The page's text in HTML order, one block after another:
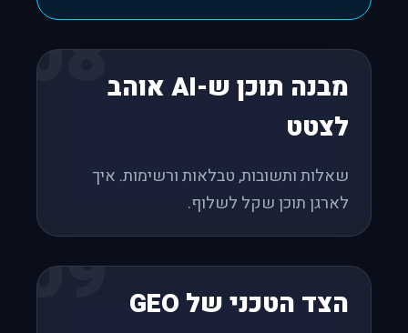
08מבנה תוכן ש-AI אוהב
לצטט
שאלות ותשובות, טבלאות ורשימות. איך
לארגן תוכן שקל לשלוף.
09 הצד הטכני של GEO